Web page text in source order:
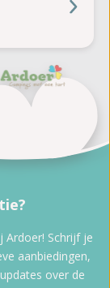
Ardoer! Schrijf je
aanbiedingen,
over de